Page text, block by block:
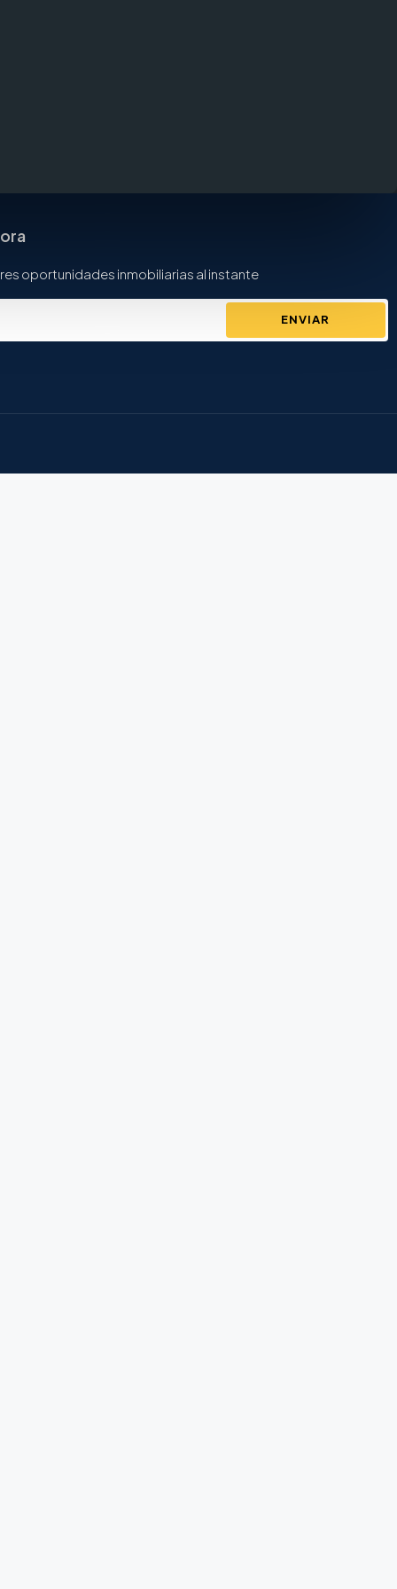
oportunidades inmobiliarias al instante
ENVIAR